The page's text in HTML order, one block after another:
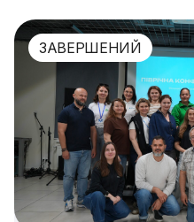
ЗАВЕРШЕНИЙ